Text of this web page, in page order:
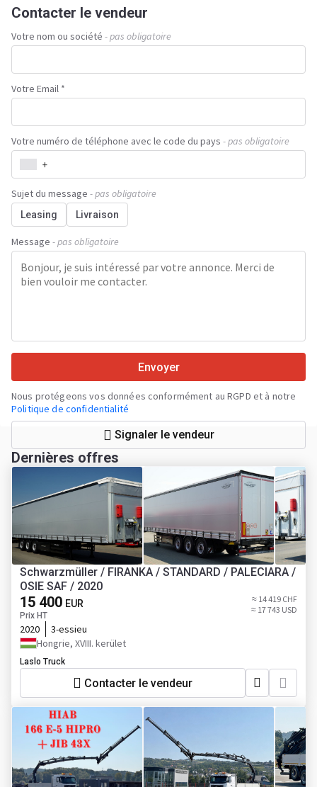
Contacter le vendeur
Votre nom ou société - pas obligatoire
Votre Email *
Votre numéro de téléphone avec le code du pays - pas obligatoire
+
Sujet du message - pas obligatoire
Leasing Livraison
Message - pas obligatoire
Envoyer
Nous protégeons vos données conformément au RGPD et à notre
Politique de confidentialité
Signaler le vendeur
Dernières offres
Schwarzmüller / FIRANKA / STANDARD / PALECIARA /
OSIE SAF / 2020
15 400 EUR
Prix HT
≈ 14 419 CHF
≈ 17 743 USD
2020
3-essieu
Hongrie, XVIII. kerület
Laslo Truck
Contacter le vendeur